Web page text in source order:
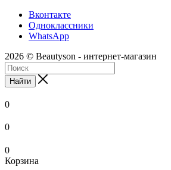
Вконтакте
Одноклассники
WhatsApp
2026 © Beautyson - интернет-магазин
Найти
0
0
0
Корзина